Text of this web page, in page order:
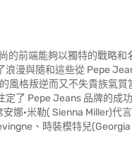
前端能夠以獨特的戰略和
漫與隨和這些從 Pepe
風格叛逆而又不失貴族氣
了 Pepe Jeans 品牌的成功
娜·米勒( Sienna Miller)代
、時裝模特兒